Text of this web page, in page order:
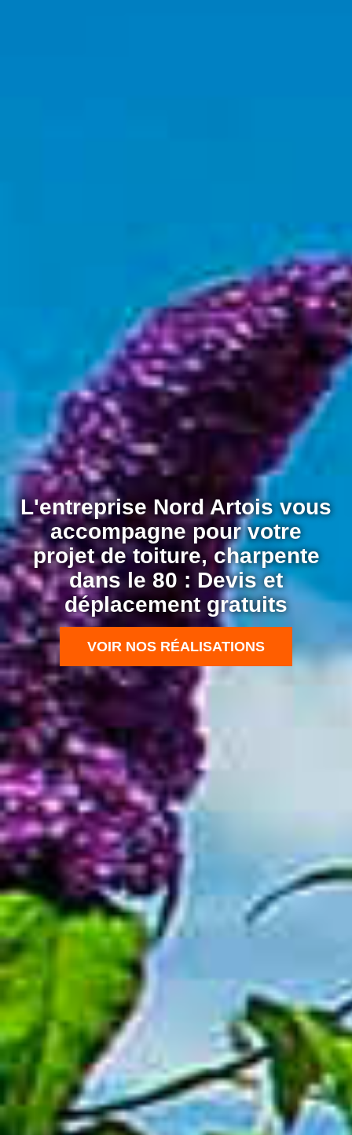
L'entreprise Nord Artois vous
accompagne pour votre
projet de toiture, charpente
dans le 80 : Devis et
déplacement gratuits
VOIR NOS RÉALISATIONS